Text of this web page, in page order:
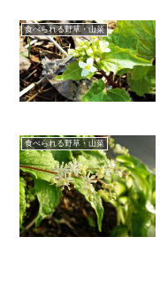
食べられる野草・山菜
食べられる野草・山菜